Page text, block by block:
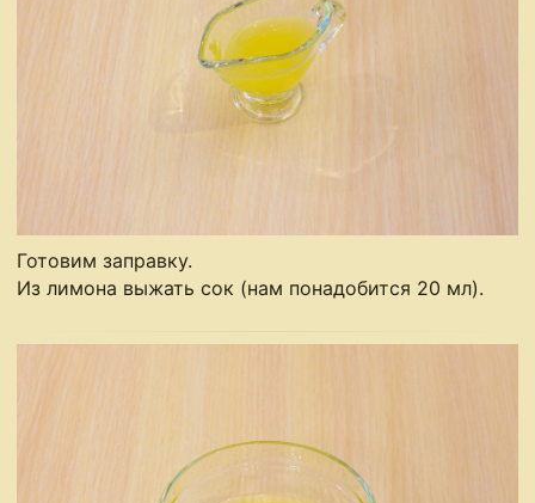
Готовим заправку.
Из лимона выжать сок (нам понадобится 20 мл).